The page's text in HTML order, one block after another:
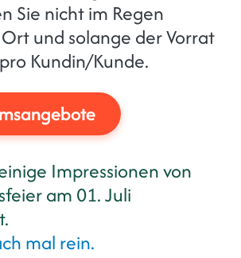
Sie nicht im Regen
und solange der Vorrat
Kundin/Kunde.
Impressionen von
am 01. Juli
mal rein.